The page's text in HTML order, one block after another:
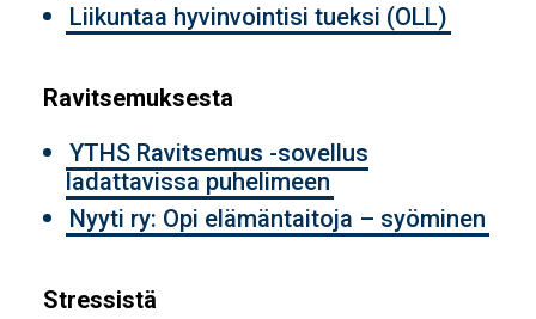
Liikuntaa hyvinvointisi tueksi (OLL)
Ravitsemuksesta
YTHS Ravitsemus -sovellus
ladattavissa puhelimeen
Nyyti ry: Opi elämäntaitoja – syöminen
Stressistä